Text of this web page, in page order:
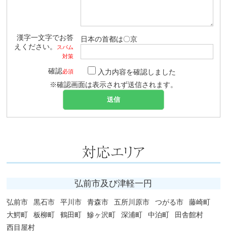
漢字一文字でお答
えください。
スパム
対策
日本の首都は〇京
確認必須
入力内容を確認しました
※確認画面は表示されず送信されます。
弘前市及び津軽一円
弘前市 黒石市 平川市 青森市 五所川原市 つがる市
藤崎町
大鰐町
板柳町 鶴田町 鰺ヶ沢町 深浦町 中泊町
田舎館村
西目屋村